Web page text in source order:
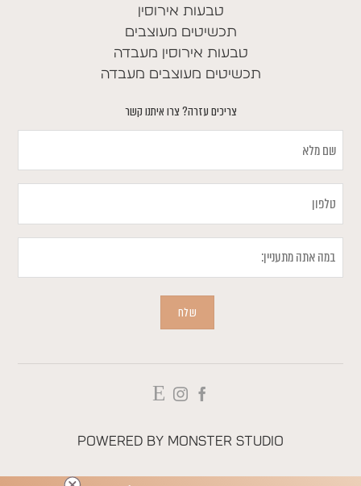
טבעות אירוסין
תכשיטים מעוצבים
טבעות אירוסין מעבדה
תכשיטים מעוצבים מעבדה
צריכים עזרה? צרו איתנו קשר
מלא
טלפון
אתה
שלח
Powered by Monster Studio